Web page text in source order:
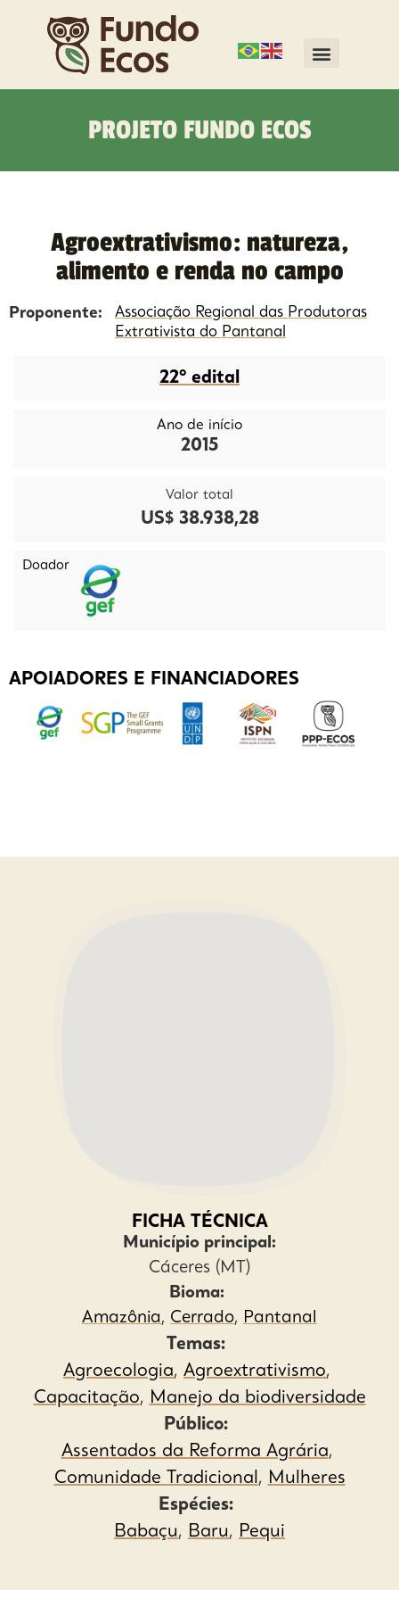
PROJETO FUNDO ECOS
Agroextrativismo: natureza,
alimento e renda no campo
Proponente: Associação Regional das Produtoras
Extrativista do Pantanal
22º edital
Ano de início
2015
Valor total
US$ 38.938,28
Doador
APOIADORES E FINANCIADORES
FICHA TÉCNICA
Município principal:
Cáceres (MT)
Bioma:
Amazônia, Cerrado, Pantanal
Temas:
Agroecologia, Agroextrativismo,
Capacitação, Manejo da biodiversidade
Público:
Assentados da Reforma Agrária,
Comunidade Tradicional , Mulheres
Espécies:
Babaçu, Baru, Pequi